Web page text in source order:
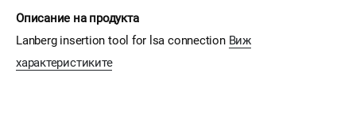
Описание на продукта
Lanberg insertion tool for lsa connection Виж
характеристиките